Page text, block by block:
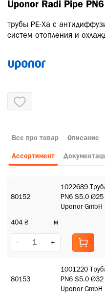
Uponor Radi Pipe
трубы PE-Xa с
систем отопления и
Все про товар Описание
Ассортимент
80152
1022689
PN6 S5.0
Uponor GmbH
404 ₴ м
- +
80153
1001220
PN6 S5.0
Uponor GmbH